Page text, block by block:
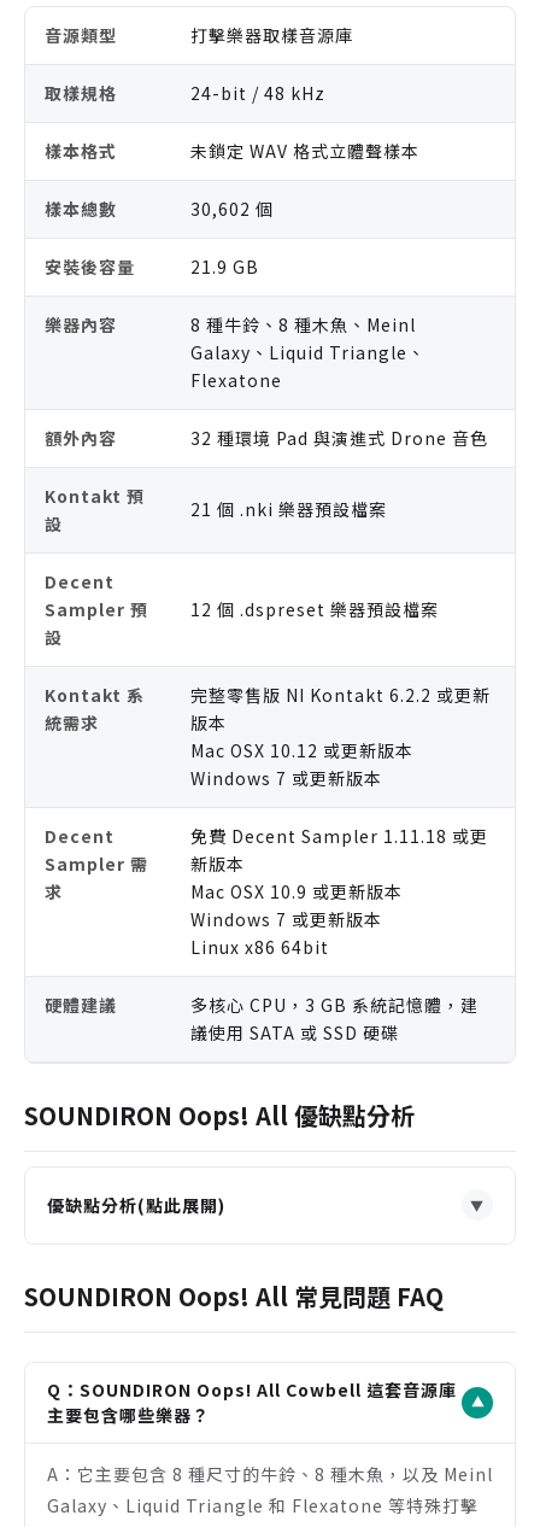
音源類型 打擊樂器取樣音源庫
取樣規格 24-bit / 48 kHz
樣本格式 未鎖定 WAV 格式立體聲樣本
樣本總數 30,602 個
安裝後容量 21.9 GB
樂器內容
8 種牛鈴、8 種木魚、Meinl
Galaxy、Liquid Triangle、
Flexatone
額外內容 32 種環境 Pad 與演進式 Drone 音色
Kontakt 預
設
21 個 .nki 樂器預設檔案
Decent
Sampler 預
設
12 個 .dspreset 樂器預設檔案
Kontakt 系
統需求
完整零售版 NI Kontakt 6.2.2 或更新
版本
Mac OSX 10.12 或更新版本
Windows 7 或更新版本
Decent
Sampler 需
求
免費 Decent Sampler 1.11.18 或更
新版本
Mac OSX 10.9 或更新版本
Windows 7 或更新版本
Linux x86 64bit
硬體建議
多核心 CPU，3 GB 系統記憶體，建
議使用 SATA 或 SSD 硬碟
SOUNDIRON Oops! All 優缺點分析
優缺點分析(點此展開) ▼
極度專精且全面的牛鈴與打擊樂器收藏，細膩度遠超
淨到寬闊空間感皆可。
附贈 32 種高品質的合成 Pad 音色，增加音源的應用
廣度與價值。
同時支援 Kontakt (Full) 與免費的 Decent
Sampler 平台，使用彈性高。
SOUNDIRON Oops! All 常見問題 FAQ
Q：SOUNDIRON Oops! All Cowbell 這套音源庫
主要包含哪些樂器？
▼
A：它主要包含 8 種尺寸的牛鈴、8 種木魚，以及 Meinl
Galaxy、Liquid Triangle 和 Flexatone 等特殊打擊